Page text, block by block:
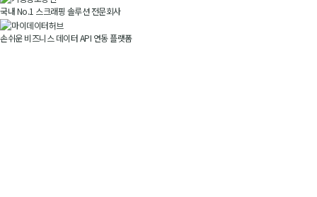
국내 No.1 스크래핑 솔루션 전문회사
손쉬운 비즈니스 데이터 API 연동 플랫폼